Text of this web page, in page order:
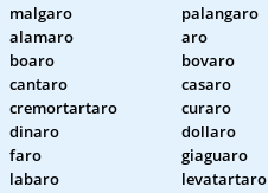
malgaro
palangaro
alamaro
aro
boaro
bovaro
cantaro
casaro
cremortartaro
curaro
dinaro
dollaro
faro
giaguaro
labaro
levatartaro